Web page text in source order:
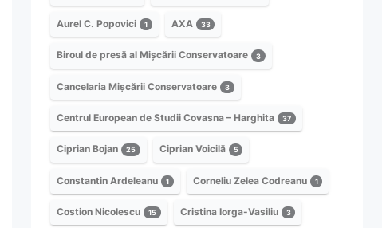
Aurel C. Popovici 1 AXA 33
Biroul de presă al Mișcării Conservatoare 3
Cancelaria Mișcării Conservatoare 3
Centrul European de Studii Covasna – Harghita 37
Ciprian Bojan 25 Ciprian Voicilă 5
Constantin Ardeleanu 1 Corneliu Zelea Codreanu 1
Costion Nicolescu 15 Cristina Iorga-Vasiliu 3